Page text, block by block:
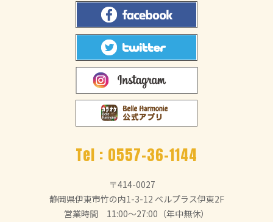
Tel : 0557-36-1144
〒414-0027
静岡県伊東市竹の内1-3-12 ベルプラス伊東2F
営業時間 11:00～27:00（年中無休）